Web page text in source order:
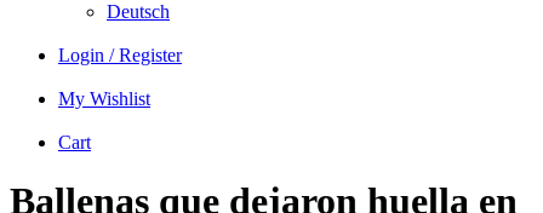
Deutsch
Login / Register
My Wishlist
Cart
Ballenas que dejaron huella en